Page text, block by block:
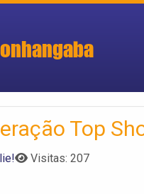
Top
Visitas: 207